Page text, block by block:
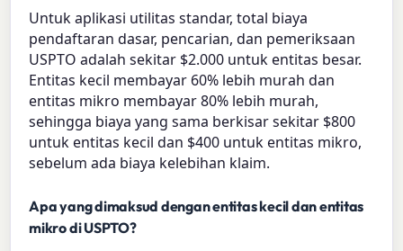
Untuk aplikasi utilitas standar, total biaya
pendaftaran dasar, pencarian, dan pemeriksaan
USPTO adalah sekitar $2.000 untuk entitas besar.
Entitas kecil membayar 60% lebih murah dan
entitas mikro membayar 80% lebih murah,
sehingga biaya yang sama berkisar sekitar $800
untuk entitas kecil dan $400 untuk entitas mikro,
sebelum ada biaya kelebihan klaim.
Apa yang dimaksud dengan entitas kecil dan entitas
mikro di USPTO?